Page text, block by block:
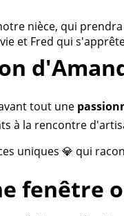
nièce, qui
et Fred qui
tout une
à la rencontre
uniques 💎 qui
fenêtre